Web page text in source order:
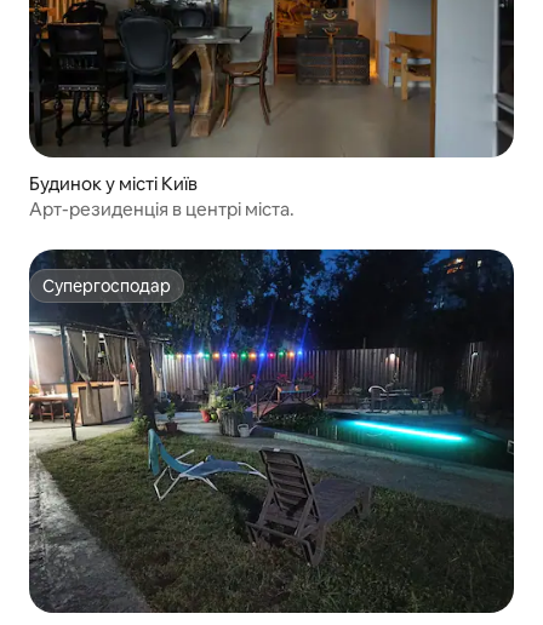
Будинок у місті Київ
Арт-резиденція в центрі міста.
Супергосподар
Супергосподар